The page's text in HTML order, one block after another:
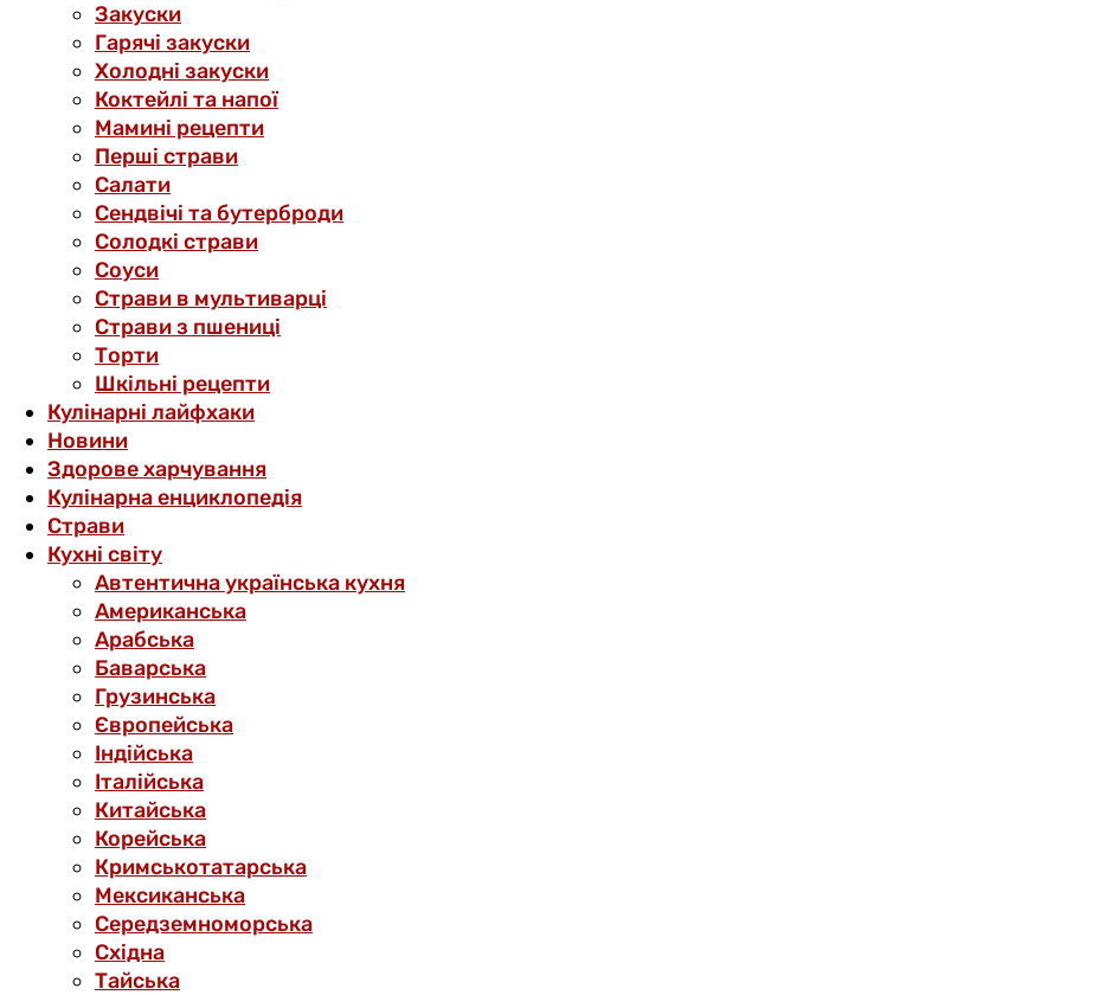
Закуски
Гарячі закуски
Холодні закуски
Коктейлі та напої
Мамині рецепти
Перші страви
Салати
Сендвічі та бутерброди
Солодкі страви
Соуси
Страви в мультиварці
Страви з пшениці
Торти
Шкільні рецепти
Кулінарні лайфхаки
Новини
Здорове харчування
Кулінарна енциклопедія
Страви
Кухні світу
Автентична українська кухня
Американська
Арабська
Баварська
Грузинська
Європейська
Індійська
Італійська
Китайська
Корейська
Кримськотатарська
Мексиканська
Середземноморська
Східна
Тайська